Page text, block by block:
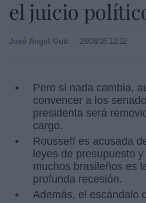
el juicio
José Ángel Guti 29/08/16 12:12
Pero si nada cambia,
convencer a los
presidenta será
cargo.
Rousseff es acusada
leyes de presupuesto
muchos brasileños es
profunda recesión.
Además, el escándalo